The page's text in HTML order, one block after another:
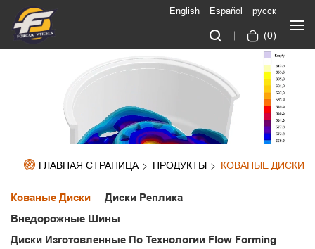
(0)
English Español русск
ГЛАВНАЯ СТРАНИЦА ПРОДУКТЫ КОВАНЫЕ ДИСКИ
Кованые Диски
Диски Реплика
Внедорожные Шины
Диски Изготовленные По Технологии Flow Forming